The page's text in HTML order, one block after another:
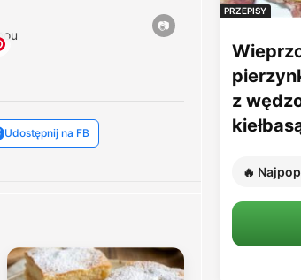
Udostępnij na FB
PRZEPISY
z
🔥